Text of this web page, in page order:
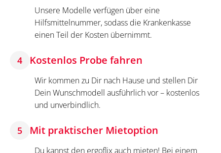
Unsere Modelle verfügen über eine
Hilfsmittelnummer, sodass die Krankenkasse
einen Teil der Kosten übernimmt.
4 Kostenlos Probe fahren
Wir kommen zu Dir nach Hause und stellen Dir
Dein Wunschmodell ausführlich vor – kostenlos
und unverbindlich.
5 Mit praktischer Mietoption
Du kannst den ergoflix auch mieten! Bei einem